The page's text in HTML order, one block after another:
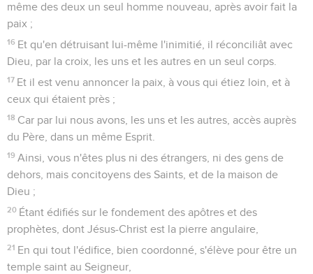
même des deux un seul homme nouveau, après avoir fait la
paix ;
16 Et qu'en détruisant lui-même l'inimitié, il réconciliât avec
Dieu, par la croix, les uns et les autres en un seul corps.
17 Et il est venu annoncer la paix, à vous qui étiez loin, et à
ceux qui étaient près ;
18 Car par lui nous avons, les uns et les autres, accès auprès
du Père, dans un même Esprit.
19 Ainsi, vous n'êtes plus ni des étrangers, ni des gens de
dehors, mais concitoyens des Saints, et de la maison de
Dieu ;
20 Étant édifiés sur le fondement des apôtres et des
prophètes, dont Jésus-Christ est la pierre angulaire,
21 En qui tout l'édifice, bien coordonné, s'élève pour être un
temple saint au Seigneur,